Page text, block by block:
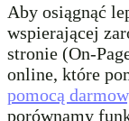
Aby osiągnąć
wspierającej
stronie (On-
online, które
pomocą
porównamy